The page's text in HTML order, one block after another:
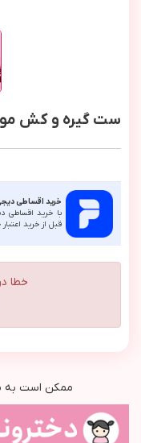
ست گیره و کش مو
خرید اقساطی
با خرید اقساطی
قبل از خرید
خطا
ممکن است به